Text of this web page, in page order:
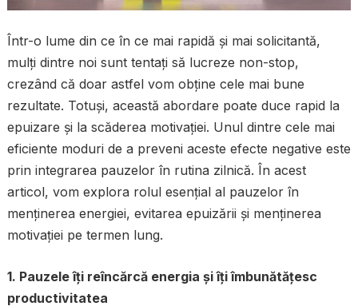
Într-o lume din ce în ce mai rapidă și mai solicitantă,
mulți dintre noi sunt tentați să lucreze non-stop,
crezând că doar astfel vom obține cele mai bune
rezultate. Totuși, această abordare poate duce rapid la
epuizare și la scăderea motivației. Unul dintre cele mai
eficiente moduri de a preveni aceste efecte negative este
prin integrarea pauzelor în rutina zilnică. În acest
articol, vom explora rolul esențial al pauzelor în
menținerea energiei, evitarea epuizării și menținerea
motivației pe termen lung.
1. Pauzele îți reîncărcă energia și îți îmbunătățesc
productivitatea